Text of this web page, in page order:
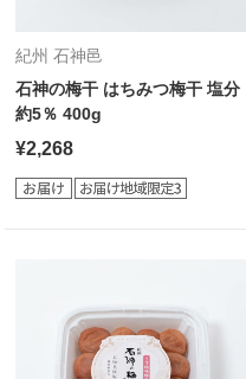
紀州 石神邑
石神の梅干 はちみつ梅干 塩分
約5％ 400g
¥2,268